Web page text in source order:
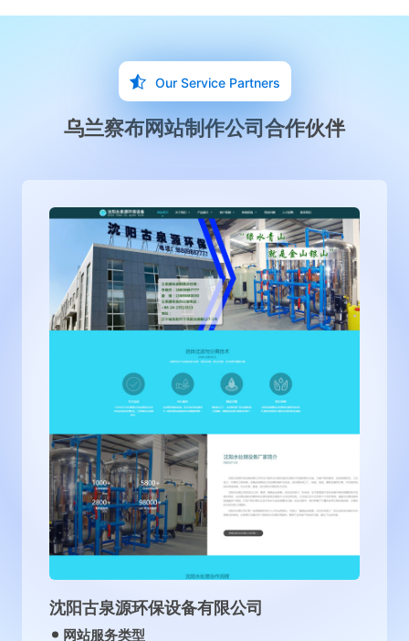
Our Service Partners
乌兰察布网站制作公司合作伙伴
沈阳古泉源环保设备有限公司
网站服务类型